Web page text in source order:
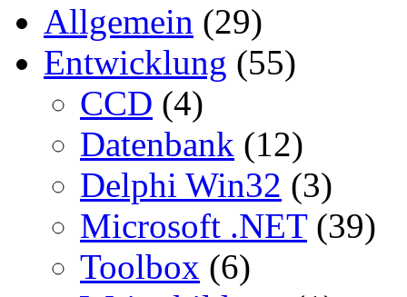
Allgemein (29)
Entwicklung (55)
CCD (4)
Datenbank (12)
Delphi Win32 (3)
Microsoft .NET(39)
Toolbox (6)